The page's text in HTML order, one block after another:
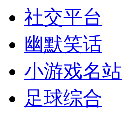
社交平台
幽默笑话
小游戏名站
足球综合